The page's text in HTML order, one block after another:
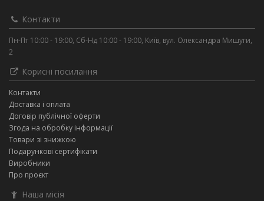
Контакти
Пн-Пт 10:00 - 19:00, Сб-Нд 10:00 - 19:00, Київ, вул. Олександра Мишуги,
2
Корисні посилання
Контакти
Доставка і оплата
Договір публічної оферти
Згода на обробку інформації
Товари зі знижкою
Подарункові сертифікати
Виробники
Про проєкт
Наша місія